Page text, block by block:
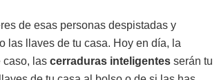
de esas personas despistadas y
las llaves de tu casa. Hoy en día, la
caso, las cerraduras inteligentes serán tu